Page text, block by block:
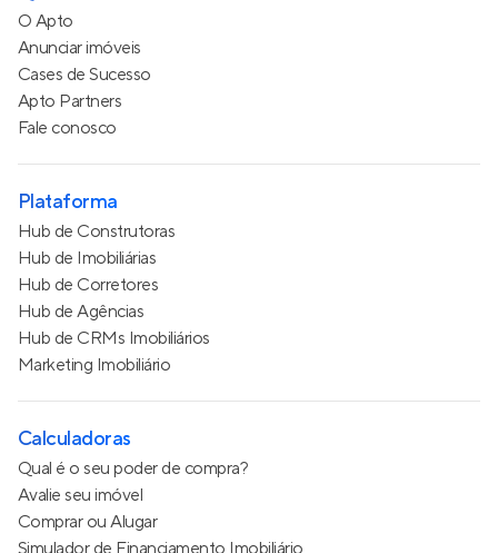
O Apto
Anunciar imóveis
Cases de Sucesso
Apto Partners
Fale conosco
Plataforma
Hub de Construtoras
Hub de Imobiliárias
Hub de Corretores
Hub de Agências
Hub de CRMs Imobiliários
Marketing Imobiliário
Calculadoras
Qual é o seu poder de compra?
Avalie seu imóvel
Comprar ou Alugar